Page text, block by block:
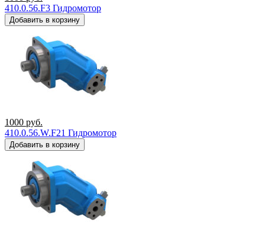
410.0.56.F3 Гидромотор
Добавить в корзину
1000 руб.
410.0.56.W.F21 Гидромотор
Добавить в корзину